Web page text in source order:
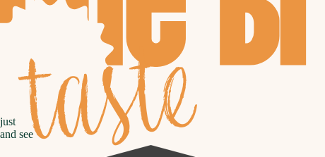
just
and see